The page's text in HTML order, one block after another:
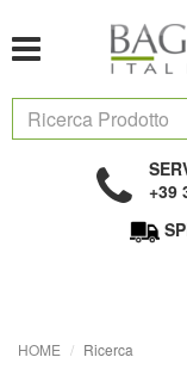
+39
HOME Ricerca